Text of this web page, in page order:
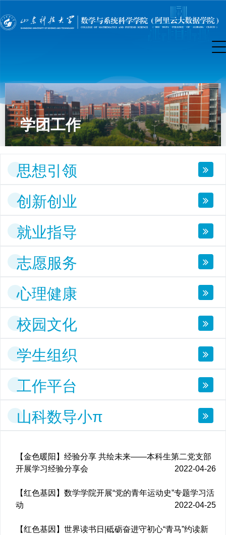
学团工作
思想引领
创新创业
就业指导
志愿服务
心理健康
校园文化
学生组织
工作平台
山科数导小π
【金色暖阳】经验分享 共绘未来——本科生第二党支部
开展学习经验分享会
2022-04-26
【红色基因】数学学院开展“党的青年运动史”专题学习活
动
2022-04-25
【红色基因】世界读书日|砥砺奋进守初心“青马”约读新